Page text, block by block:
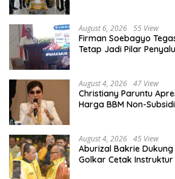
August 6, 2026 55 View
Firman Soebagyo
Tetap Jadi Pilar
August 4, 2026 47 View
Christiany Paruntu
Harga BBM Non-
August 4, 2026 45 View
Aburizal Bakrie
Golkar Cetak